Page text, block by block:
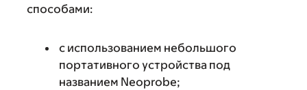
способами:
с использованием небольшого
портативного устройства под
названием Neoprobe;